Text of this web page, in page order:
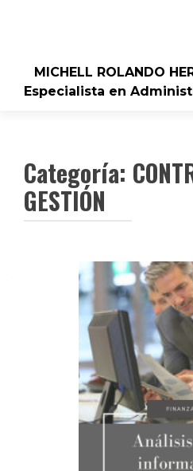
MICHELL ROLANDO
Especialista en
Categoría:
GESTIÓN
Navegación
entradas